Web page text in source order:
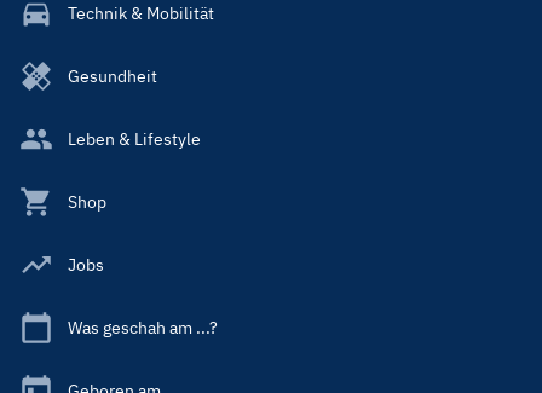
Technik & Mobilität
Gesundheit
Leben & Lifestyle
Shop
Jobs
Was geschah am ...?